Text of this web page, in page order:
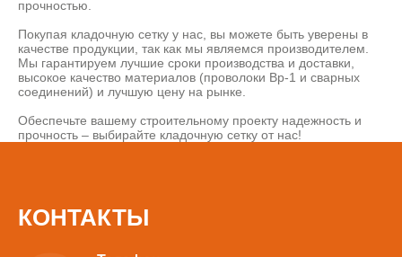
прочностью.
Покупая кладочную сетку у нас, вы можете быть уверены в
качестве продукции, так как мы являемся производителем.
Мы гарантируем лучшие сроки производства и доставки,
высокое качество материалов (проволоки Вр-1 и сварных
соединений) и лучшую цену на рынке.
Обеспечьте вашему строительному проекту надежность и
прочность – выбирайте кладочную сетку от нас!
КОНТАКТЫ